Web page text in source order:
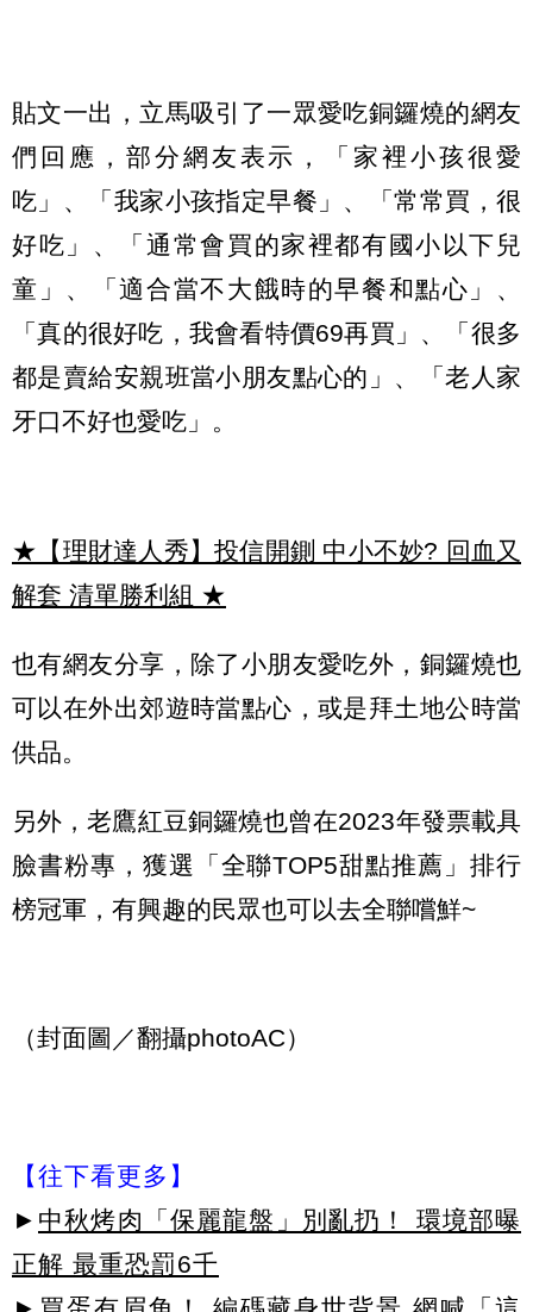
貼文一出，立馬吸引了一眾愛吃銅鑼燒的網友
們回應，部分網友表示，「家裡小孩很愛
吃」、「我家小孩指定早餐」、「常常買，很
好吃」、「通常會買的家裡都有國小以下兒
童」、「適合當不大餓時的早餐和點心」、
「真的很好吃，我會看特價69再買」、「很多
都是賣給安親班當小朋友點心的」、「老人家
牙口不好也愛吃」。
★【理財達人秀】投信開鍘 中小不妙? 回血又
解套 清單勝利組 ★
也有網友分享，除了小朋友愛吃外，銅鑼燒也
可以在外出郊遊時當點心，或是拜土地公時當
供品。
另外，老鷹紅豆銅鑼燒也曾在2023年發票載具
臉書粉專，獲選「全聯TOP5甜點推薦」排行
榜冠軍，有興趣的民眾也可以去全聯嚐鮮~
（封面圖／翻攝photoAC）
【往下看更多】
► 中秋烤肉「保麗龍盤」別亂扔！ 環境部曝
正解 最重恐罰6千